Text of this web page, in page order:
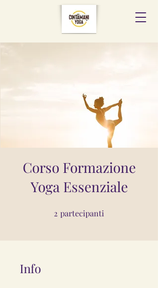
Corso Formazione
Yoga Essenziale
2 partecipanti
Info